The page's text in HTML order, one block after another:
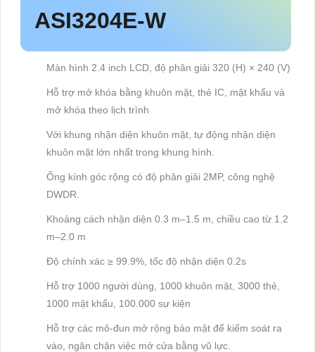
ASI3204E-W
Màn hình 2.4 inch LCD, độ phân giải 320 (H) × 240 (V)
Hỗ trợ mở khóa bằng khuôn mặt, thẻ IC, mật khẩu và
mở khóa theo lịch trình
Với khung nhận diện khuôn mặt, tự động nhận diện
khuôn mặt lớn nhất trong khung hình.
Ống kính góc rộng có độ phân giải 2MP, công nghệ
DWDR.
Khoảng cách nhận diện 0.3 m–1.5 m, chiều cao từ 1.2
m–2.0 m
Độ chính xác ≥ 99.9%, tốc độ nhận diện 0.2s
Hỗ trợ 1000 người dùng, 1000 khuôn mặt, 3000 thẻ,
1000 mật khẩu, 100.000 sự kiện
Hỗ trợ các mô-đun mở rộng bảo mật để kiểm soát ra
vào, ngăn chặn việc mở cửa bằng vũ lực.